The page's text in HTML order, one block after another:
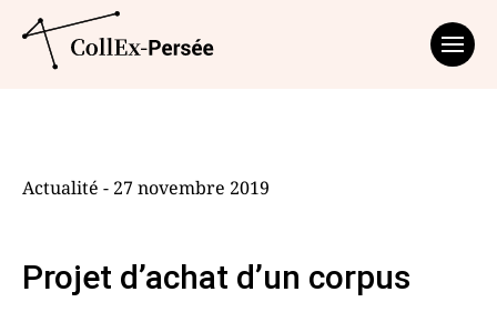
Actualité - 27 novembre 2019
Projet d’achat d’un corpus